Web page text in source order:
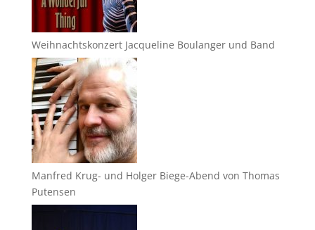
Weihnachtskonzert Jacqueline Boulanger und Band
Manfred Krug- und Holger Biege-Abend von Thomas
Putensen